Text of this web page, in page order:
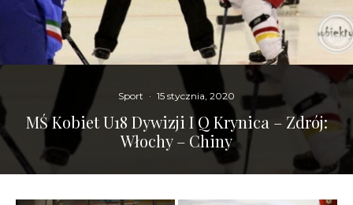
Sport · 15 stycznia, 2020
MŚ Kobiet U18 Dywizji I Q Krynica – Zdrój:
Włochy – Chiny